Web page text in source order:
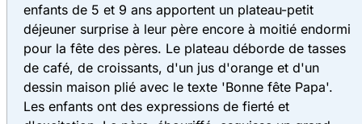
enfants de 5 et 9 ans apportent un plateau-petit
déjeuner surprise à leur père encore à moitié endormi
pour la fête des pères. Le plateau déborde de tasses
de café, de croissants, d'un jus d'orange et d'un
dessin maison plié avec le texte 'Bonne fête Papa'.
Les enfants ont des expressions de fierté et